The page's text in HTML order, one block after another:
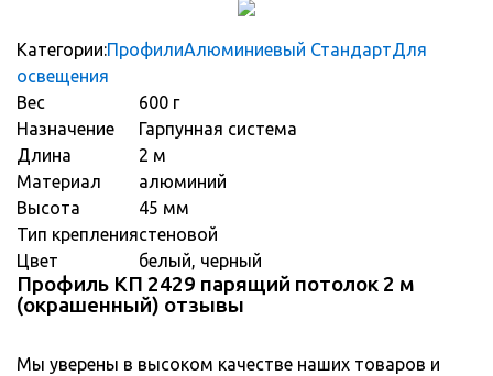
Категории:ПрофилиАлюминиевый СтандартДля
освещения
Вес
600 г
Назначение
Гарпунная система
Длина
2 м
Материал
алюминий
Высота
45 мм
Тип креплениястеновой
Цвет
белый, черный
Профиль КП 2429 парящий потолок 2 м
(окрашенный) отзывы
Мы уверены в высоком качестве наших товаров и